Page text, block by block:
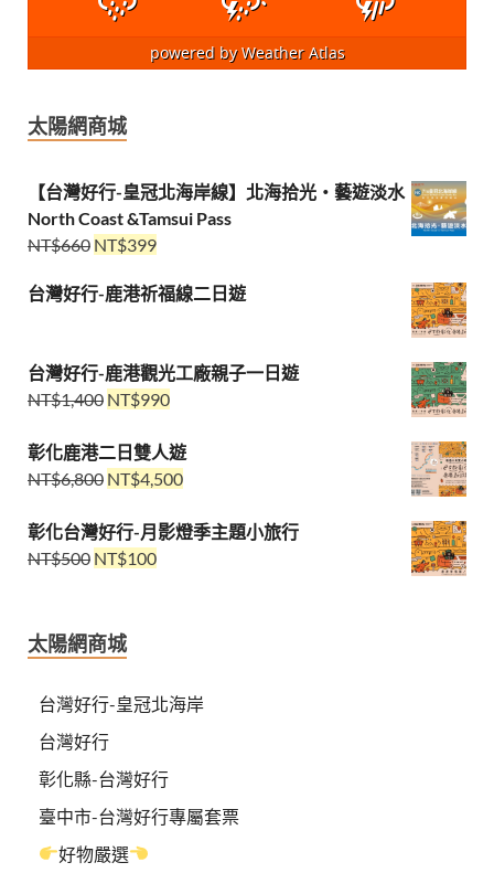
powered byWeather Atlas
太陽網商城
【台灣好行-皇冠北海岸線】北海拾光・藝遊淡水
North Coast &Tamsui Pass
NT$660 NT$399
台灣好行-鹿港祈福線二日遊
台灣好行-鹿港觀光工廠親子一日遊
NT$1,400 NT$990
彰化鹿港二日雙人遊
NT$6,800 NT$4,500
彰化台灣好行-月影燈季主題小旅行
NT$500 NT$100
太陽網商城
台灣好行-皇冠北海岸
台灣好行
彰化縣-台灣好行
臺中市-台灣好行專屬套票
好物嚴選